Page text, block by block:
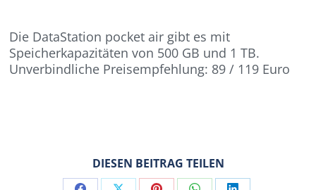
Die DataStation pocket air gibt es mit
Speicherkapazitäten von 500 GB und 1 TB.
Unverbindliche Preisempfehlung: 89 / 119 Euro
DIESEN BEITRAG TEILEN